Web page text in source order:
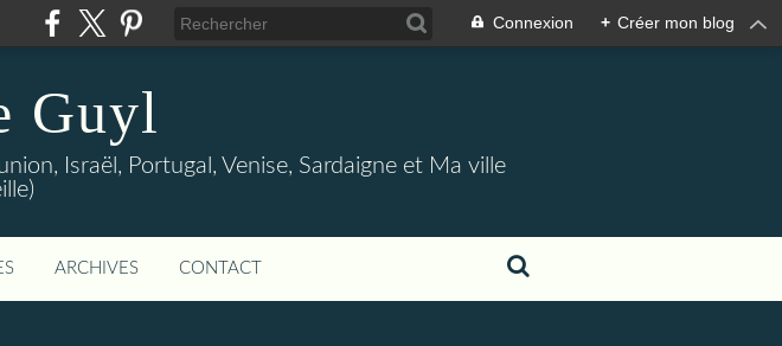
Connexion + Créer mon blog
Guyl
Israël, Portugal, Venise, Sardaigne et Ma ville
ARCHIVES CONTACT